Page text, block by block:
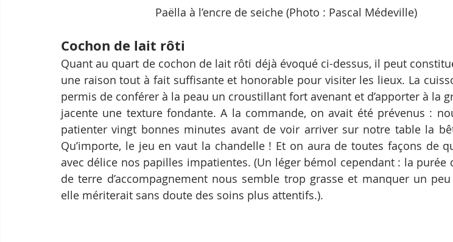
Paëlla à l’encre de seiche (Photo : Pascal Médeville)
Cochon de lait rôti
Quant au quart de cochon de lait rôti déjà évoqué ci-dessus, il peut
une raison tout à fait suffisante et honorable pour visiter les lieux. La
permis de conférer à la peau un croustillant fort avenant et d’apporter à la
jacente une texture fondante. A la commande, on avait été prévenus :
patienter vingt bonnes minutes avant de voir arriver sur notre table la
Qu’importe, le jeu en vaut la chandelle ! Et on aura de toutes façons de
avec délice nos papilles impatientes. (Un léger bémol cependant : la purée
de terre d’accompagnement nous semble trop grasse et manquer un
elle mériterait sans doute des soins plus attentifs.).